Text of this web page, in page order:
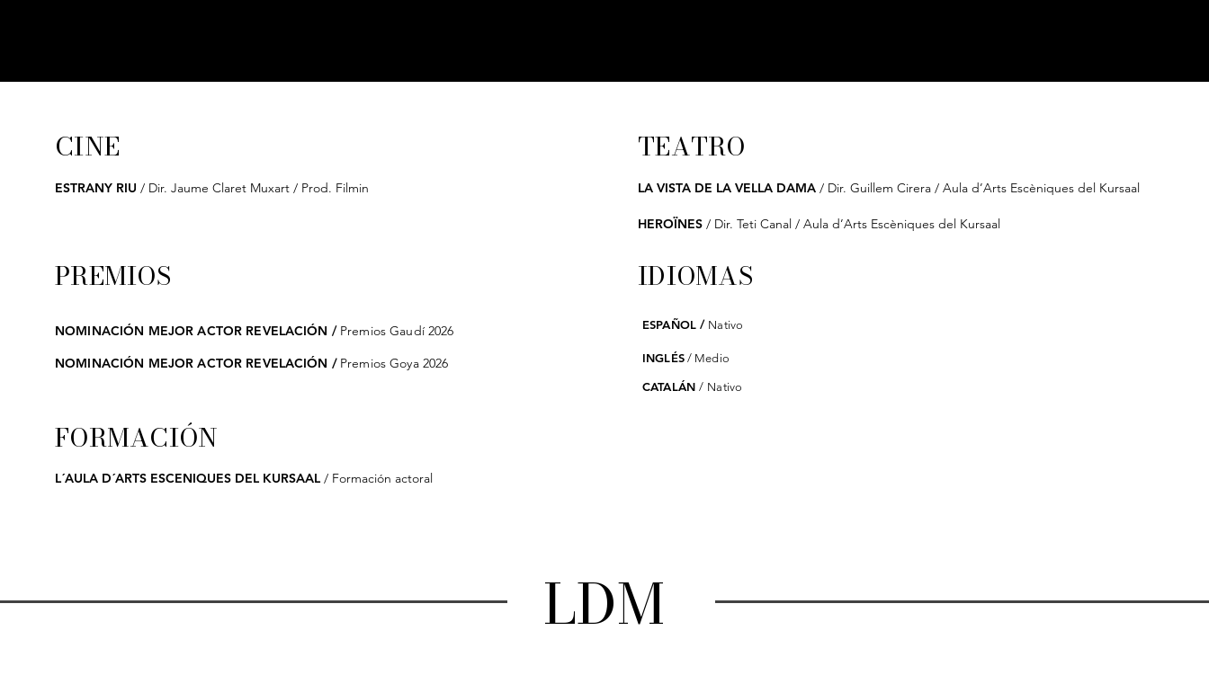
CINE
ESTRANY RIU / Dir. Jaume Claret Muxart / Prod. Filmin
PREMIOS
NOMINACIÓN MEJOR ACTOR REVELACIÓN / Premios Gaudí 2026
NOMINACIÓN MEJOR ACTOR REVELACIÓN / Premios Goya 2026
TEATRO
LA VISTA DE LA VELLA DAMA / Dir. Guillem Cirera / Aula d’Arts Escèniques del Kursaal
HEROÏNES / Dir. Teti Canal / Aula d’Arts Escèniques del Kursaal
IDIOMAS
ESPAÑOL/ Nativo
INGLÉS/ Medio
CATALÁN/ Nativo
FORMACIÓN
L´AULA D´ARTS ESCENIQUES DEL KURSAAL / Formación actoral
LDM